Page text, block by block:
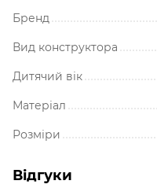
Бренд
Вид конструктора
Дитячий вік
Матеріал
Розміри
Відгуки